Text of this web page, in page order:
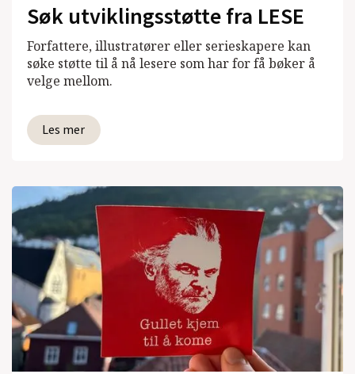
Søk utviklingsstøtte fra LESE
Forfattere, illustratører eller serieskapere kan
søke støtte til å nå lesere som har for få bøker å
velge mellom.
Les mer